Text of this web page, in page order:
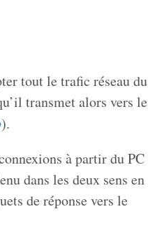
tout le trafic réseau du
transmet alors vers le
).
à partir du PC
dans les deux sens en
de réponse vers le